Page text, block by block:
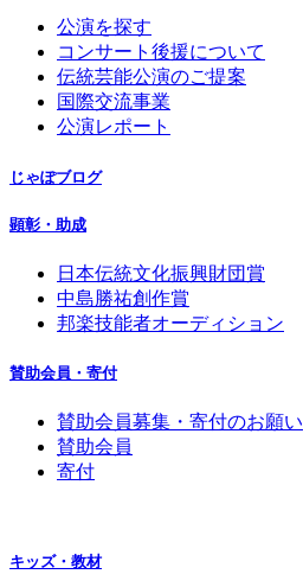
公演を探す
コンサート後援について
伝統芸能公演のご提案
国際交流事業
公演レポート
じゃぽブログ
顕彰・助成
日本伝統文化振興財団賞
中島勝祐創作賞
邦楽技能者オーディション
賛助会員・寄付
賛助会員募集・寄付のお願い
賛助会員
寄付
キッズ・教材